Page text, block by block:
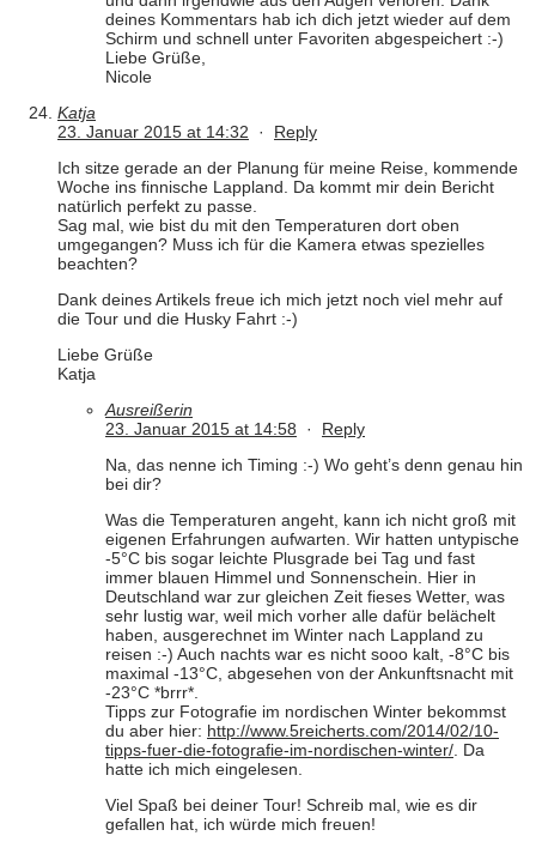
deines Kommentars hab ich dich jetzt wieder auf dem
Schirm und schnell unter Favoriten abgespeichert :-)
Liebe Grüße,
Nicole
Katja
23. Januar 2015 at 14:32 · Reply
Ich sitze gerade an der Planung für meine Reise, kommende
Woche ins finnische Lappland. Da kommt mir dein Bericht
natürlich perfekt zu passe.
Sag mal, wie bist du mit den Temperaturen dort oben
umgegangen? Muss ich für die Kamera etwas spezielles
beachten?
Dank deines Artikels freue ich mich jetzt noch viel mehr auf
die Tour und die Husky Fahrt :-)
Liebe Grüße
Katja
Ausreißerin
23. Januar 2015 at 14:58 · Reply
Na, das nenne ich Timing :-) Wo geht’s denn genau hin
bei dir?
Was die Temperaturen angeht, kann ich nicht groß mit
eigenen Erfahrungen aufwarten. Wir hatten untypische
-5°C bis sogar leichte Plusgrade bei Tag und fast
immer blauen Himmel und Sonnenschein. Hier in
Deutschland war zur gleichen Zeit fieses Wetter, was
sehr lustig war, weil mich vorher alle dafür belächelt
haben, ausgerechnet im Winter nach Lappland zu
reisen :-) Auch nachts war es nicht sooo kalt, -8°C bis
maximal -13°C, abgesehen von der Ankunftsnacht mit
-23°C *brrr*.
Tipps zur Fotografie im nordischen Winter bekommst
du aber hier: http://www.5reicherts.com/2014/02/10-
tipps-fuer-die-fotografie-im-nordischen-winter/. Da
hatte ich mich eingelesen.
Viel Spaß bei deiner Tour! Schreib mal, wie es dir
gefallen hat, ich würde mich freuen!